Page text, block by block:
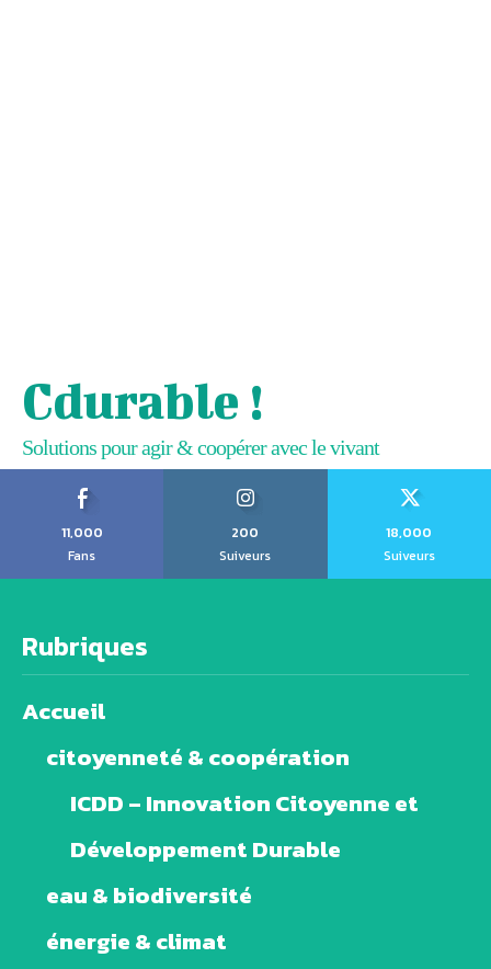
Cdurable !
Solutions pour agir & coopérer avec le vivant
11,000
Fans
200
Suiveurs
18,000
Suiveurs
Rubriques
Accueil
citoyenneté & coopération
ICDD – Innovation Citoyenne et
Développement Durable
eau & biodiversité
énergie & climat